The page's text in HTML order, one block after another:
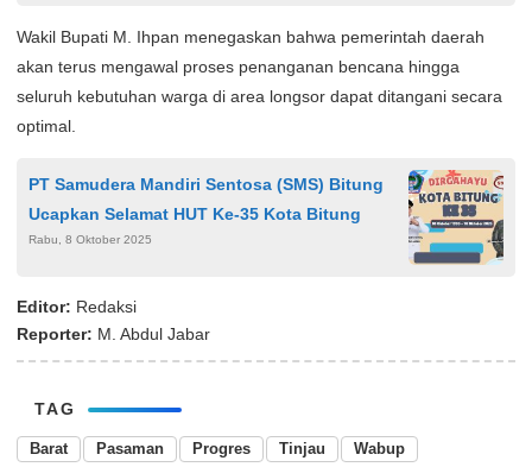
Wakil Bupati M. Ihpan menegaskan bahwa pemerintah daerah
akan terus mengawal proses penanganan bencana hingga
seluruh kebutuhan warga di area longsor dapat ditangani secara
optimal.
PT Samudera Mandiri Sentosa (SMS) Bitung
Ucapkan Selamat HUT Ke-35 Kota Bitung
Rabu, 8 Oktober 2025
Editor: Redaksi
Reporter: M. Abdul Jabar
TAG
Barat Pasaman Progres Tinjau Wabup